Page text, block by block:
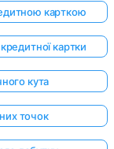
карткою
картки
кута
точок